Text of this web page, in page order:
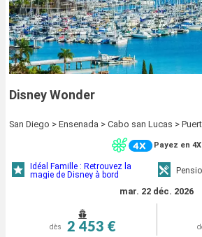
Disney Wonder
San Diego > Ensenada > Cabo san Lucas >
Payez en 4X
Idéal Famille : Retrouvez la
magie de Disney à bord
mar. 22 déc. 2026
dès 2 453 €